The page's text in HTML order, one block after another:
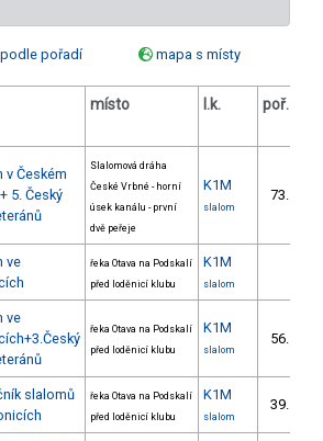
podle pořadí
mapa s místy
místo l.k. poř.
v Českém
5. Český
Slalomová dráha
České Vrbné - horní
úsek kanálu - první
dvě peřeje
K1M
slalom
73.
ve
řeka Otava na Podskalí
před loděnicí klubu
K1M
slalom
ve
řeka Otava na Podskalí
před loděnicí klubu
K1M
slalom
56.
slalomů
řeka Otava na Podskalí
před loděnicí klubu
K1M
slalom
39.